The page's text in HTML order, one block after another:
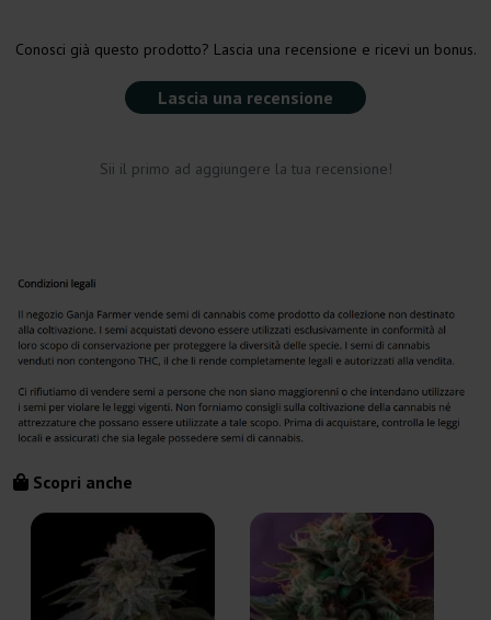
Conosci già questo prodotto? Lascia una recensione e ricevi un bonus.
Lascia una recensione
Sii il primo ad aggiungere la tua recensione!
Scopri anche